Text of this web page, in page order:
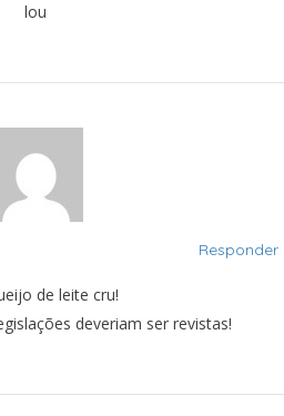
lou
Responder
de leite cru!
deveriam ser revistas!